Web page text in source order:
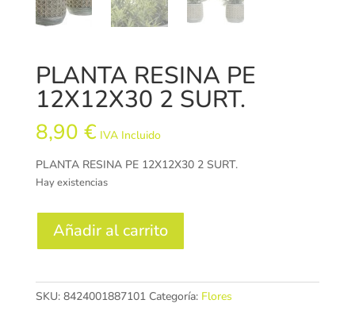
PLANTA RESINA PE
12X12X30 2 SURT.
8,90 € IVA Incluido
PLANTA RESINA PE 12X12X30 2 SURT.
Hay existencias
RESINA
2
Añadir al carrito
SKU: 8424001887101 Categoría: Flores